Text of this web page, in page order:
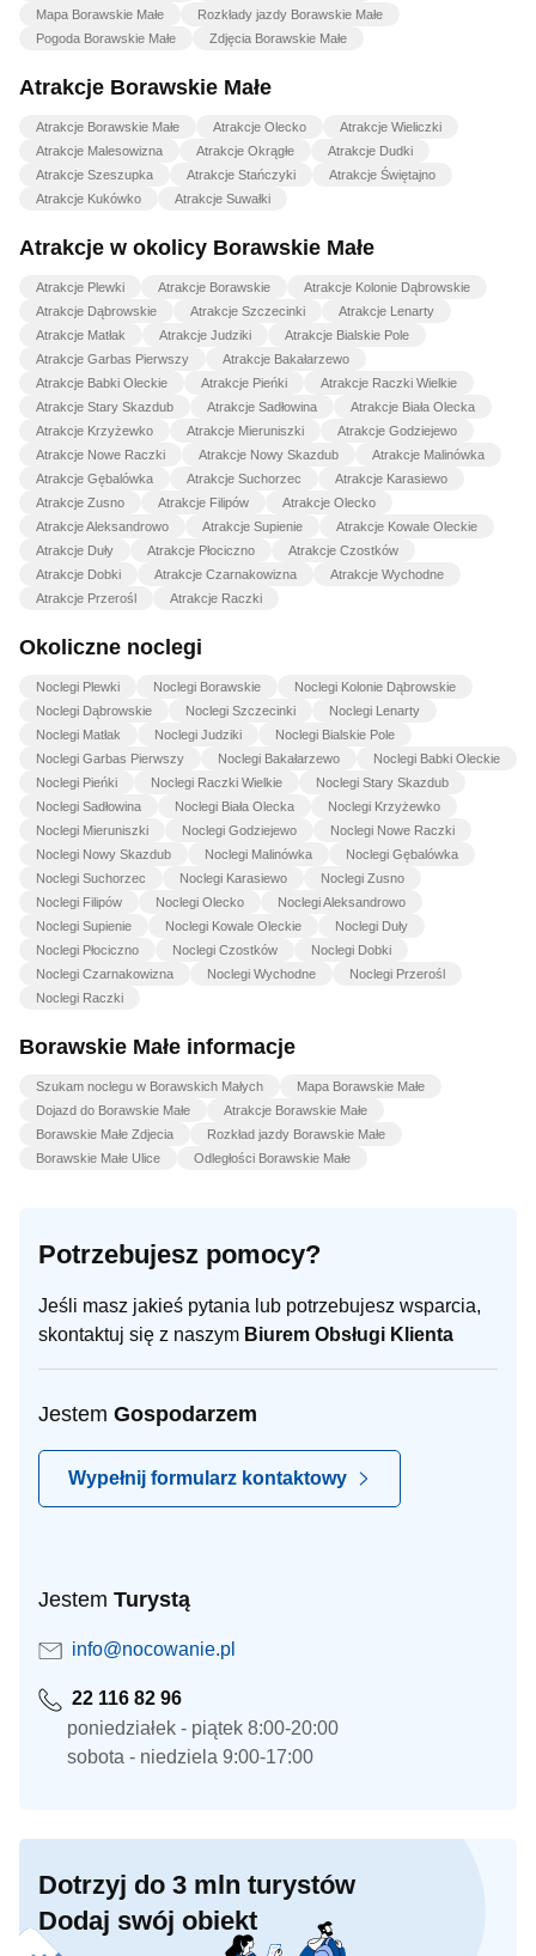
Mapa Borawskie Małe
Rozkłady jazdy Borawskie Małe
Pogoda Borawskie Małe
Zdjęcia Borawskie Małe
Atrakcje Borawskie Małe
Atrakcje Borawskie Małe Atrakcje Olecko
Atrakcje Wieliczki
Atrakcje Malesowizna
Atrakcje Okrągłe
Atrakcje Dudki
Atrakcje Szeszupka
Atrakcje Stańczyki
Atrakcje Świętajno
Atrakcje Kukówko
Atrakcje Suwałki
Atrakcje w okolicy Borawskie Małe
Atrakcje Plewki Atrakcje Borawskie
Atrakcje Kolonie Dąbrowskie
Atrakcje Dąbrowskie
Atrakcje Szczecinki
Atrakcje Lenarty
Atrakcje Matłak
Atrakcje Judziki
Atrakcje Bialskie Pole
Atrakcje Garbas Pierwszy
Atrakcje Bakałarzewo
Atrakcje Babki Oleckie
Atrakcje Pieńki
Atrakcje Raczki Wielkie
Atrakcje Stary Skazdub
Atrakcje Sadłowina
Atrakcje Biała Olecka
Atrakcje Krzyżewko
Atrakcje Mieruniszki
Atrakcje Godziejewo
Atrakcje Nowe Raczki
Atrakcje Nowy Skazdub
Atrakcje Malinówka
Atrakcje Gębalówka
Atrakcje Suchorzec
Atrakcje Karasiewo
Atrakcje Zusno
Atrakcje Filipów
Atrakcje Olecko
Atrakcje Aleksandrowo
Atrakcje Supienie
Atrakcje Kowale Oleckie
Atrakcje Duły
Atrakcje Płociczno
Atrakcje Czostków
Atrakcje Dobki
Atrakcje Czarnakowizna
Atrakcje Wychodne
Atrakcje Przerośl
Atrakcje Raczki
Okoliczne noclegi
Noclegi Plewki Noclegi Borawskie
Noclegi Kolonie Dąbrowskie
Noclegi Dąbrowskie
Noclegi Szczecinki
Noclegi Lenarty
Noclegi Matłak
Noclegi Judziki
Noclegi Bialskie Pole
Noclegi Garbas Pierwszy
Noclegi Bakałarzewo
Noclegi Babki Oleckie
Noclegi Pieńki
Noclegi Raczki Wielkie
Noclegi Stary Skazdub
Noclegi Sadłowina
Noclegi Biała Olecka
Noclegi Krzyżewko
Noclegi Mieruniszki
Noclegi Godziejewo
Noclegi Nowe Raczki
Noclegi Nowy Skazdub
Noclegi Malinówka
Noclegi Gębalówka
Noclegi Suchorzec
Noclegi Karasiewo
Noclegi Zusno
Noclegi Filipów
Noclegi Olecko
Noclegi Aleksandrowo
Noclegi Supienie
Noclegi Kowale Oleckie
Noclegi Duły
Noclegi Płociczno
Noclegi Czostków
Noclegi Dobki
Noclegi Czarnakowizna
Noclegi Wychodne
Noclegi Przerośl
Noclegi Raczki
Borawskie Małe informacje
Szukam noclegu w Borawskich Małych
Mapa Borawskie Małe
Dojazd do Borawskie Małe
Atrakcje Borawskie Małe
Borawskie Małe Zdjecia
Rozkład jazdy Borawskie Małe
Borawskie Małe Ulice
Odległości Borawskie Małe
Potrzebujesz pomocy?
Jeśli masz jakieś pytania lub potrzebujesz wsparcia,
skontaktuj się z naszym Biurem Obsługi Klienta
Jestem Gospodarzem
Wypełnij formularz kontaktowy
Jestem Turystą
info@nocowanie.pl
22 116 82 96
poniedziałek - piątek 8:00-20:00
sobota - niedziela 9:00-17:00
Dotrzyj do 3 mln turystów
Dodaj swój obiekt